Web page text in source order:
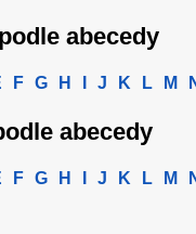
abecedy
F G H J K L M
abecedy
F G H J K L M